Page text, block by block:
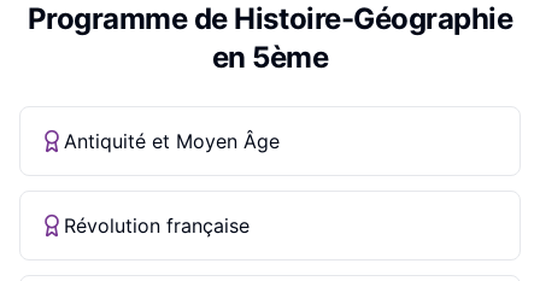
Programme de Histoire-Géographie
en 5ème
Antiquité et Moyen Âge
Révolution française